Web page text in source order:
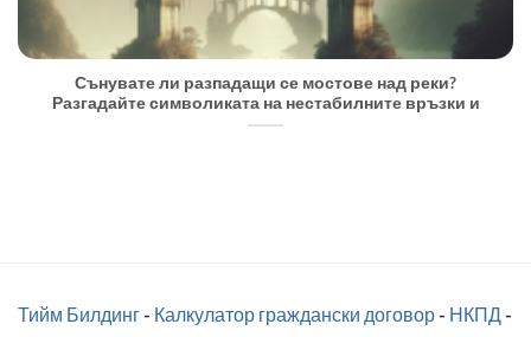
Сънувате ли разпадащи се мостове над реки?
Разгадайте символиката на нестабилните връзки и
Тийм Билдинг- Калкулатор граждански договор- НКПД-